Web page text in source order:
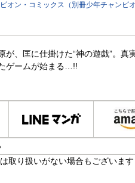
オン・コミックス（別冊少年チャンピオ
が、匡に仕掛けた“神の遊戯”。真
ゲームが始まる…!!
取り扱いがない場合もございます